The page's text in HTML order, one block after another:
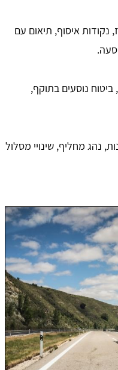
נקודות איסוף, תיאום עם
ביטוח נוסעים בתוקף,
נהג מחליף, שינויי מסלול